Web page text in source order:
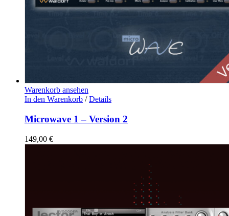
Warenkorb ansehen
In den Warenkorb / Details
Microwave 1 – Version 2
149,00 €